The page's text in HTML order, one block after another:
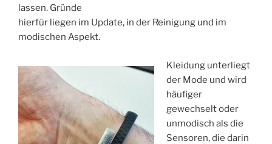
lassen. Gründe
hierfür liegen im Update, in der Reinigung und im
modischen Aspekt.
Kleidung unterliegt
der Mode und wird
häufiger
gewechselt oder
unmodisch als die
Sensoren, die darin